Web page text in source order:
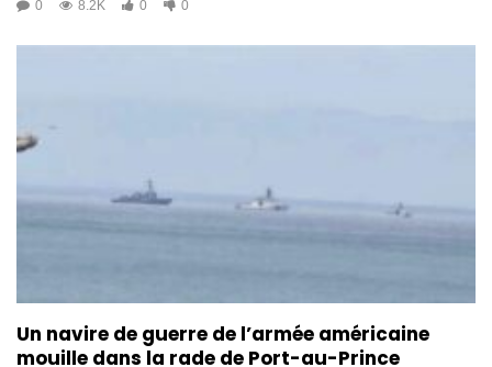
0
8.2K 0 0
Un navire de guerre de l’armée américaine
mouille dans la rade de Port-au-Prince